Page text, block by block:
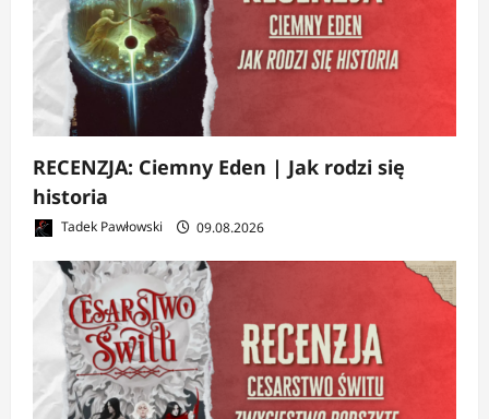
RECENZJA: Ciemny Eden | Jak rodzi się
historia
Tadek Pawłowski 09.08.2026